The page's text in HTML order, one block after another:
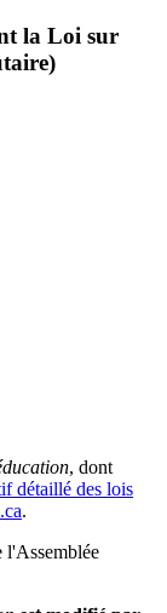
la Loi sur
, dont
détaillé des lois
.
l'Assemblée